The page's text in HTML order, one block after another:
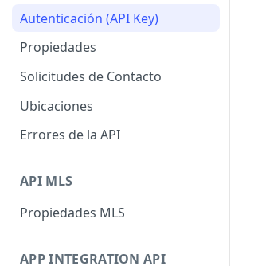
Autenticación (API Key)
Propiedades
Solicitudes de Contacto
Ubicaciones
Errores de la API
API MLS
Propiedades MLS
APP INTEGRATION API